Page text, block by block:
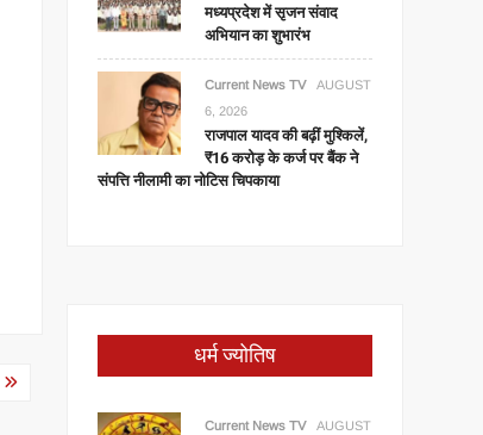
मध्यप्रदेश में सृजन संवाद
अभियान का शुभारंभ
Current News TV
AUGUST
6, 2026
राजपाल यादव की बढ़ीं मुश्किलें,
₹16 करोड़ के कर्ज पर बैंक ने
संपत्ति नीलामी का नोटिस चिपकाया
धर्म ज्योतिष
Current News TV
AUGUST